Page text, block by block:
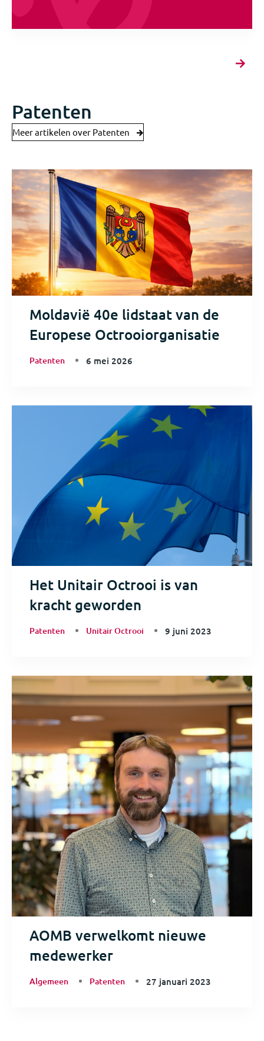
Patenten
Meer artikelen over Patenten
Moldavië 40e lidstaat van de
Europese Octrooiorganisatie
Patenten 6 mei 2026
Het Unitair Octrooi is van
kracht geworden
Patenten Unitair Octrooi 9 juni 2023
AOMB verwelkomt nieuwe
medewerker
Algemeen Patenten 27 januari 2023